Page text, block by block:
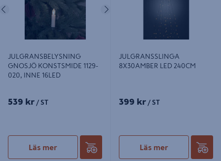
Föregående
JULGRANSBELYSNING
GNOSJÖ KONSTSMIDE 1129-
020, INNE 16LED
539 kr / ST
Läs mer
JULGRANSSLINGA
8X30AMBER LED 240CM
399 kr / ST
Läs mer